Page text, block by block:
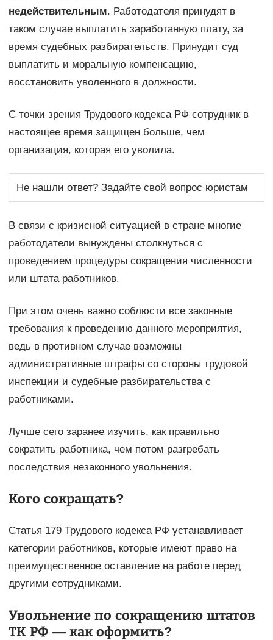
недействительным. Работодателя принудят в
таком случае выплатить заработанную плату, за
время судебных разбирательств. Принудит суд
выплатить и моральную компенсацию,
восстановить уволенного в должности.
С точки зрения Трудового кодекса РФ сотрудник в
настоящее время защищен больше, чем
организация, которая его уволила.
Не нашли ответ? Задайте свой вопрос юристам
В связи с кризисной ситуацией в стране многие
работодатели вынуждены столкнуться с
проведением процедуры сокращения численности
или штата работников.
При этом очень важно соблюсти все законные
требования к проведению данного мероприятия,
ведь в противном случае возможны
административные штрафы со стороны трудовой
инспекции и судебные разбирательства с
работниками.
Лучше сего заранее изучить, как правильно
сократить работника, чем потом разгребать
последствия незаконного увольнения.
Кого сокращать?
Статья 179 Трудового кодекса РФ устанавливает
категории работников, которые имеют право на
преимущественное оставление на работе перед
другими сотрудниками.
Увольнение по сокращению штатов
ТК РФ — как оформить?